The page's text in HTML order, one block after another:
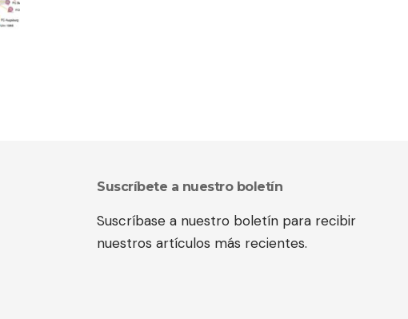
Suscríbete a nuestro boletín
Suscríbase a nuestro boletín para recibir
nuestros artículos más recientes.